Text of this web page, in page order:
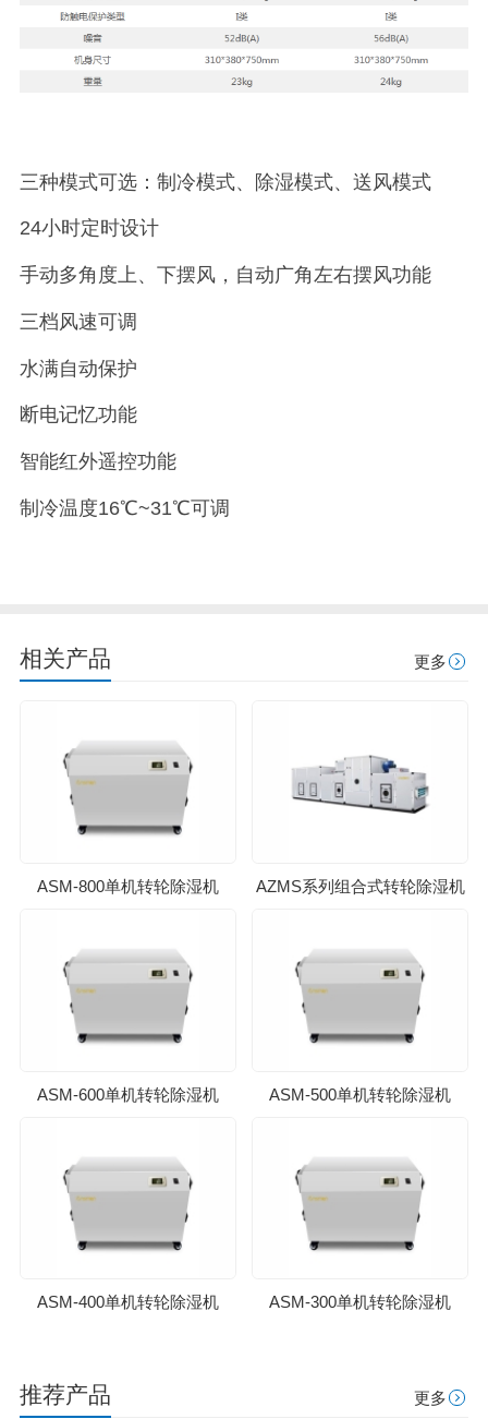
三种模式可选：制冷模式、除湿模式、送风模式
24小时定时设计
手动多角度上、下摆风，自动广角左右摆风功能
三档风速可调
水满自动保护
断电记忆功能
智能红外遥控功能
制冷温度16℃~31℃可调
相关产品 更多
ASM-800单机转轮除湿机 AZMS系列组合式转轮除湿机
ASM-600单机转轮除湿机 ASM-500单机转轮除湿机
ASM-400单机转轮除湿机 ASM-300单机转轮除湿机
推荐产品 更多